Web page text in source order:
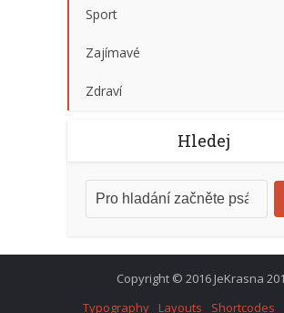
Sport
Zajímavé
Zdraví
Hledej
Copyright © 2016 JeKrasna
Typography
Layouts Shortcodes